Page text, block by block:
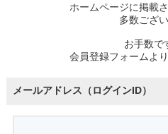
ホームページに掲載
多数ござい
お手数で
会員登録フォームよ
メールアドレス（ログインID）